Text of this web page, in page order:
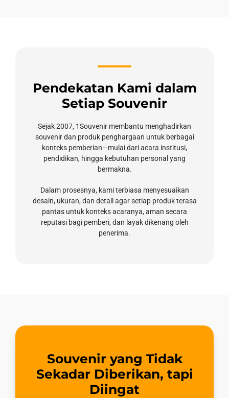
Pendekatan Kami dalam
Setiap Souvenir
Sejak 2007, 1Souvenir membantu menghadirkan
souvenir dan produk penghargaan untuk berbagai
konteks pemberian—mulai dari acara institusi,
pendidikan, hingga kebutuhan personal yang
bermakna.
Dalam prosesnya, kami terbiasa menyesuaikan
desain, ukuran, dan detail agar setiap produk terasa
pantas untuk konteks acaranya, aman secara
reputasi bagi pemberi, dan layak dikenang oleh
penerima.
Souvenir yang Tidak
Sekadar Diberikan, tapi
Diingat